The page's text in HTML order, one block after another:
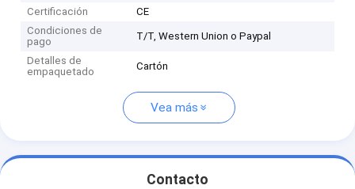
Certificación
CE
Condiciones de
pago
T/T, Western Union o Paypal
Detalles de
empaquetado
Cartón
Vea más
Contacto